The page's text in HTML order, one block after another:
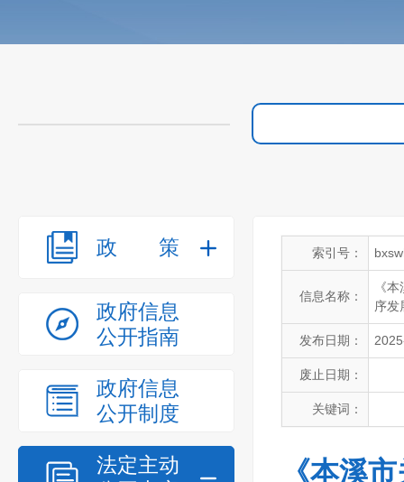
政策
政府信息
公开指南
政府信息
公开制度
法定主动
索引号：
信息名称：
《
序发
发布日期：
废止日期：
关键词：
《本溪